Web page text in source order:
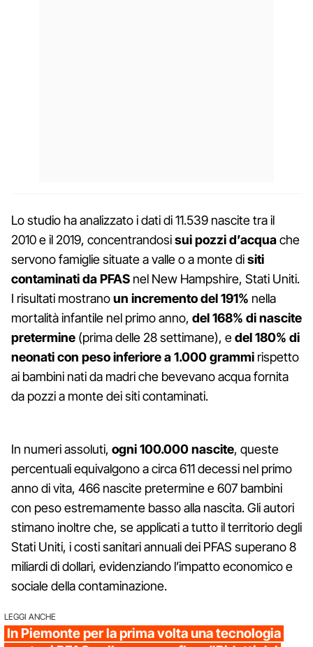
Lo studio ha analizzato i dati di 11.539 nascite tra il
2010 e il 2019, concentrandosisui pozzi d’acquache
servono famiglie situate a valle o a monte disiti
contaminati da PFAS nel New Hampshire, Stati Uniti.
I risultati mostranoun incremento del 191% nella
mortalità infantile nel primo anno, del 168% di nascite
pretermine (prima delle 28 settimane), edel 180% di
neonati con peso inferiore a 1.000 grammi rispetto
ai bambini nati da madri che bevevano acqua fornita
da pozzi a monte dei siti contaminati.
In numeri assoluti, ogni 100.000 nascite, queste
percentuali equivalgono a circa 611 decessi nel primo
anno di vita, 466 nascite pretermine e 607 bambini
con peso estremamente basso alla nascita. Gli autori
stimano inoltre che, se applicati a tutto il territorio degli
Stati Uniti, i costi sanitari annuali dei PFAS superano 8
miliardi di dollari, evidenziando l’impatto economico e
sociale della contaminazione.
LEGGI ANCHE
In Piemonte per la prima volta una tecnologia